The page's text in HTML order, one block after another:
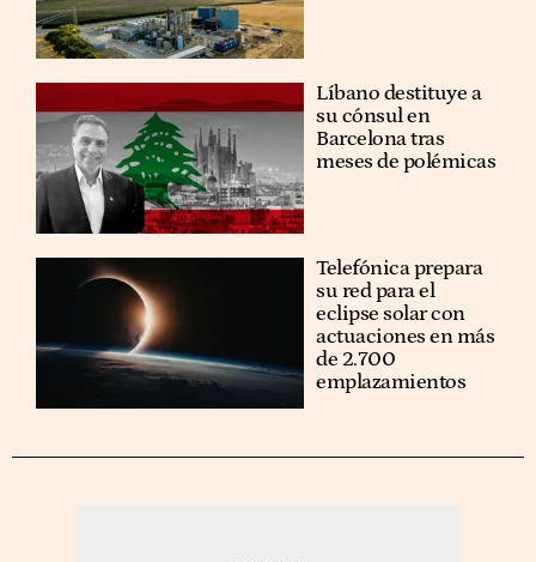
Líbano destituye a
su cónsul en
Barcelona tras
meses de polémicas
Telefónica prepara
su red para el
eclipse solar con
actuaciones en más
de 2.700
emplazamientos